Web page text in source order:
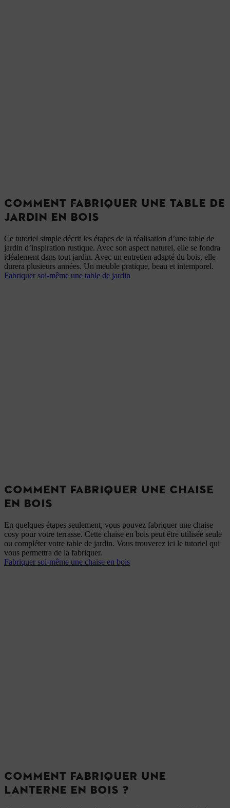
COMMENT FABRIQUER UNE TABLE DE
JARDIN EN BOIS
Ce tutoriel simple décrit les étapes de la réalisation d’une table de
jardin d’inspiration rustique. Avec son aspect naturel, elle se fondra
idéalement dans tout jardin. Avec un entretien adapté du bois, elle
durera plusieurs années. Un meuble pratique, beau et intemporel.
Fabriquer soi-même une table de jardin
COMMENT FABRIQUER UNE CHAISE
EN BOIS
En quelques étapes seulement, vous pouvez fabriquer une chaise
cosy pour votre terrasse. Cette chaise en bois peut être utilisée seule
ou compléter votre table de jardin. Vous trouverez ici le tutoriel qui
vous permettra de la fabriquer.
Fabriquer soi-même une chaise en bois
COMMENT FABRIQUER UNE
LANTERNE EN BOIS ?